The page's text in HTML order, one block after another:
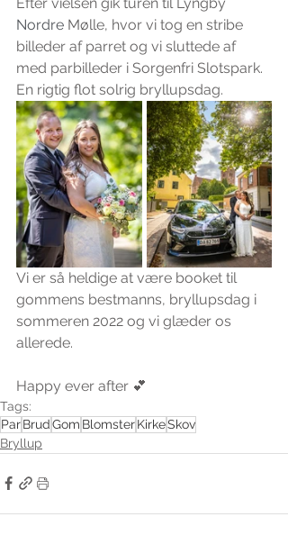
Nordre Mølle, hvor vi tog en stribe
billeder af parret og vi sluttede af
med parbilleder i Sorgenfri Slotspark.
En rigtig flot solrig bryllupsdag.
Vi er så heldige at være booket til
gommens bestmanns, bryllupsdag i
sommeren 2022 og vi glæder os
allerede.
Happy ever after 💕
Tags:
ParBrudGom BlomsterKirkeSkov
Bryllup